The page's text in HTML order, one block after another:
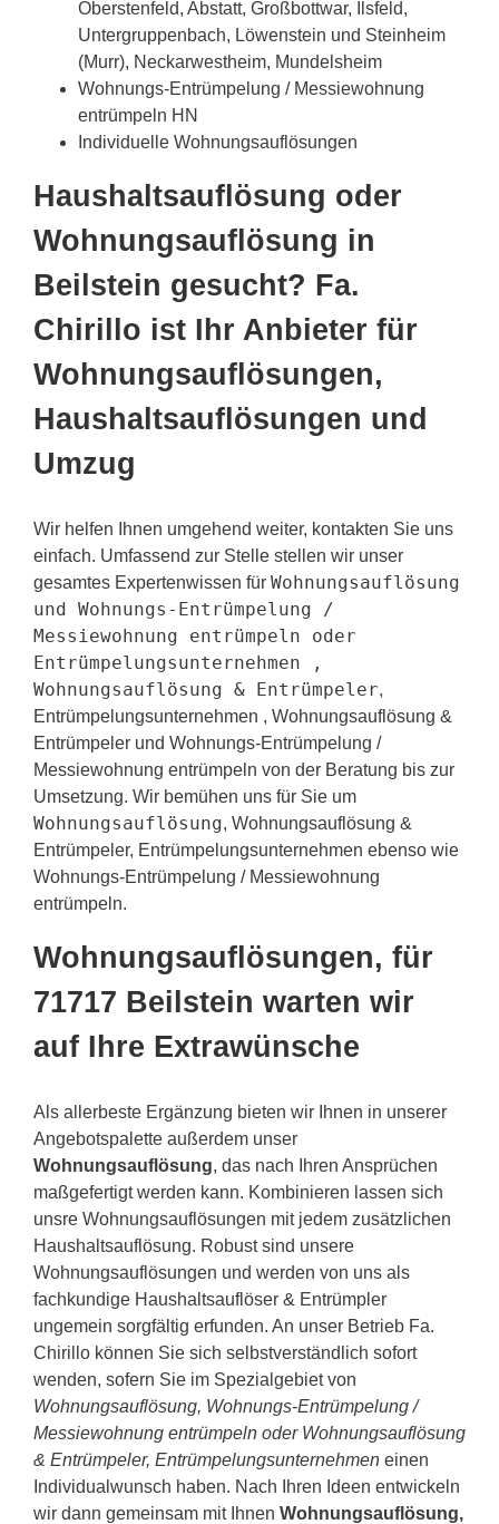
Oberstenfeld, Abstatt, Großbottwar, Ilsfeld,
Untergruppenbach, Löwenstein und Steinheim
(Murr), Neckarwestheim, Mundelsheim
Wohnungs-Entrümpelung / Messiewohnung
entrümpeln HN
Individuelle Wohnungsauflösungen
Haushaltsauflösung oder
Wohnungsauflösung in
Beilstein gesucht? Fa.
Chirillo ist Ihr Anbieter für
Wohnungsauflösungen,
Haushaltsauflösungen und
Umzug
Wir helfen Ihnen umgehend weiter, kontakten Sie uns
einfach. Umfassend zur Stelle stellen wir unser
gesamtes Expertenwissen für Wohnungsauflösung
und Wohnungs-Entrümpelung /
Messiewohnung entrümpeln oder
Entrümpelungsunternehmen ,
Wohnungsauflösung & Entrümpeler,
Entrümpelungsunternehmen , Wohnungsauflösung &
Entrümpeler und Wohnungs-Entrümpelung /
Messiewohnung entrümpeln von der Beratung bis zur
Umsetzung. Wir bemühen uns für Sie um
Wohnungsauflösung, Wohnungsauflösung &
Entrümpeler, Entrümpelungsunternehmen ebenso wie
Wohnungs-Entrümpelung / Messiewohnung
entrümpeln.
Wohnungsauflösungen, für
71717 Beilstein warten wir
auf Ihre Extrawünsche
Als allerbeste Ergänzung bieten wir Ihnen in unserer
Angebotspalette außerdem unser
Wohnungsauflösung, das nach Ihren Ansprüchen
maßgefertigt werden kann. Kombinieren lassen sich
unsre Wohnungsauflösungen mit jedem zusätzlichen
Haushaltsauflösung. Robust sind unsere
Wohnungsauflösungen und werden von uns als
fachkundige Haushaltsauflöser & Entrümpler
ungemein sorgfältig erfunden. An unser Betrieb Fa.
Chirillo können Sie sich selbstverständlich sofort
wenden, sofern Sie im Spezialgebiet von
Wohnungsauflösung, Wohnungs-Entrümpelung /
Messiewohnung entrümpeln oder Wohnungsauflösung
& Entrümpeler, Entrümpelungsunternehmen einen
Individualwunsch haben. Nach Ihren Ideen entwickeln
wir dann gemeinsam mit Ihnen Wohnungsauflösung,